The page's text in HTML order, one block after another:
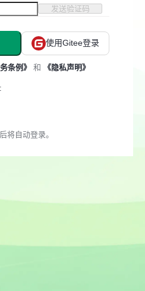
发送验证码
使用Gitee登录
务条例》 和 《隐私声明》
将自动登录。